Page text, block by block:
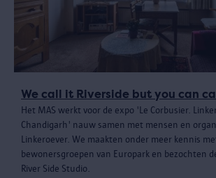
We call it Riverside but you can
Het MAS werkt voor de expo 'Le Corbusier.
Chandigarh' nauw samen met mensen en
Linkeroever. We maakten onder meer kennis
bewonersgroepen van Europark en bezochten
River Side Studio.